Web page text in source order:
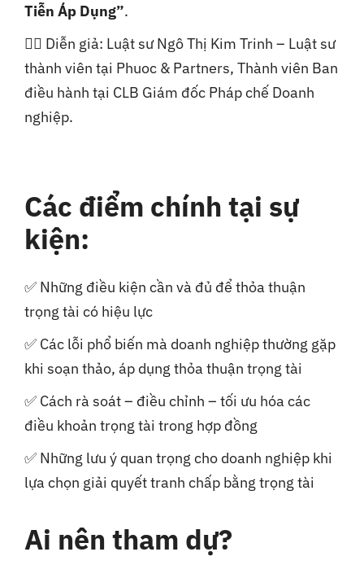
Tiễn Áp Dụng”.
👩‍⚖️ Diễn giả: Luật sư Ngô Thị Kim Trinh – Luật sư
thành viên tại Phuoc & Partners, Thành viên Ban
điều hành tại CLB Giám đốc Pháp chế Doanh
nghiệp.
Các điểm chính tại sự
kiện:
✅ Những điều kiện cần và đủ để thỏa thuận
trọng tài có hiệu lực
✅ Các lỗi phổ biến mà doanh nghiệp thường gặp
khi soạn thảo, áp dụng thỏa thuận trọng tài
✅ Cách rà soát – điều chỉnh – tối ưu hóa các
điều khoản trọng tài trong hợp đồng
✅ Những lưu ý quan trọng cho doanh nghiệp khi
lựa chọn giải quyết tranh chấp bằng trọng tài
Ai nên tham dự?